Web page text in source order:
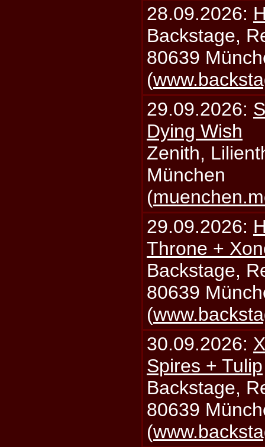
28.09.2026:
Backstage,
80639
(
29.09.2026:
Dying Wish
Zenith,
München
(
29.09.2026:
Throne +
Backstage,
80639
(
30.09.2026:
Spires + Tulip
Backstage,
80639
(